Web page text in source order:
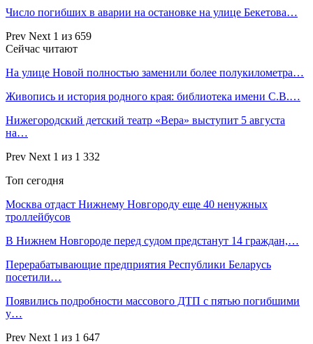
Число погибших в аварии на остановке на улице Бекетова…
Prev Next 1 из 659
Сейчас читают
На улице Новой полностью заменили более полукилометра…
Живопись и история родного края: библиотека имени С.В.…
Нижегородский детский театр «Вера» выступит 5 августа
на…
Prev Next 1 из 1 332
Топ сегодня
Москва отдаст Нижнему Новгороду еще 40 ненужных
троллейбусов
В Нижнем Новгороде перед судом предстанут 14 граждан,…
Перерабатывающие предприятия Республики Беларусь
посетили…
Появились подробности массового ДТП с пятью погибшими
у…
Prev Next 1 из 1 647